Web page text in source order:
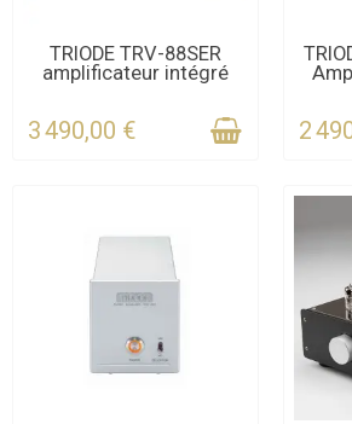
DERNIERS ARTICLES EN
STOCK
TRIODE TRV-88SER
amplificateur intégré
3 490,00 € 2